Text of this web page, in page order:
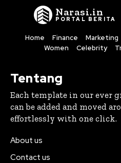
Narasi.in
PORTAL BERITA
Home Finance Marketing
Women
Celebrity
Tentang
Each template in our ever
can be added and moved
effortlessly with one click.
About us
Contact us